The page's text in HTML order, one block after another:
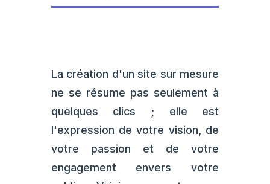
La création d'un site sur mesure
ne se résume pas seulement à
quelques clics ; elle est
l'expression de votre vision, de
votre passion et de votre
engagement envers votre